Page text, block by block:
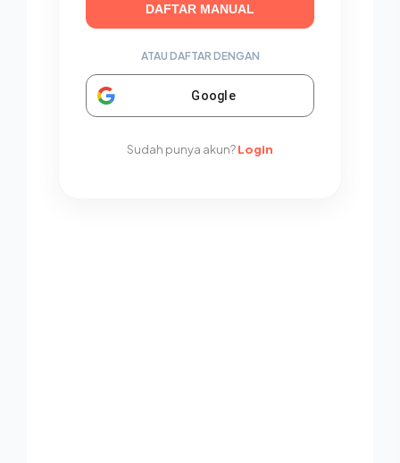
DAFTAR MANUAL
ATAU DAFTAR DENGAN
Google
Sudah punya akun?Login